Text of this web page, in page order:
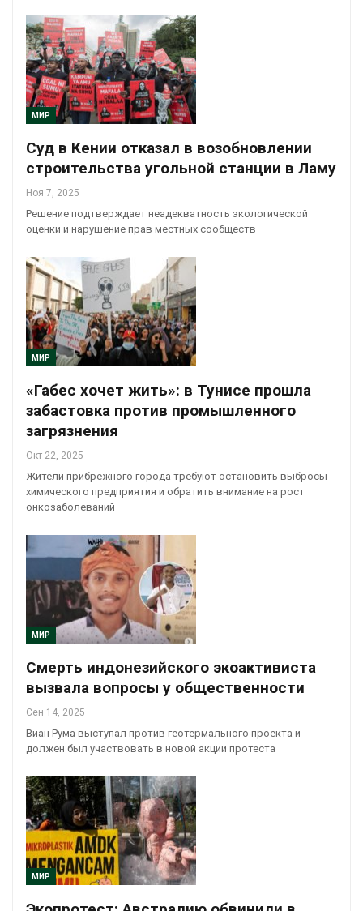
МИР
Суд в Кении отказал в возобновлении
строительства угольной станции в Ламу
Ноя 7, 2025
Решение подтверждает неадекватность экологической
оценки и нарушение прав местных сообществ
МИР
«Габес хочет жить»: в Тунисе прошла
забастовка против промышленного
загрязнения
Окт 22, 2025
Жители прибрежного города требуют остановить выбросы
химического предприятия и обратить внимание на рост
онкозаболеваний
МИР
Смерть индонезийского экоактивиста
вызвала вопросы у общественности
Сен 14, 2025
Виан Рума выступал против геотермального проекта и
должен был участвовать в новой акции протеста
МИР